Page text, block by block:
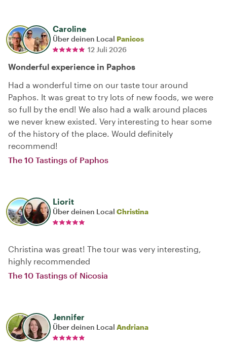
Caroline
Über deinen Local Panicos
12 Juli 2026
Wonderful experience in Paphos
Had a wonderful time on our taste tour around
Paphos. It was great to try lots of new foods, we were
so full by the end! We also had a walk around places
we never knew existed. Very interesting to hear some
of the history of the place. Would definitely
recommend!
The 10 Tastings of Paphos
Liorit
Über deinen Local Christina
Christina was great! The tour was very interesting,
highly recommended
The 10 Tastings of Nicosia
Jennifer
Über deinen Local Andriana